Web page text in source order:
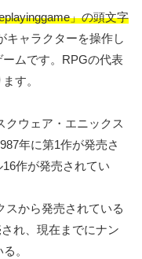
」の頭文字
キャラクターを操作し
ムです。RPGの代表
す。
クウェア・エニックス
年に第1作が発売さ
作が発売されてい
スから発売されている
れ、現在までにナン
。